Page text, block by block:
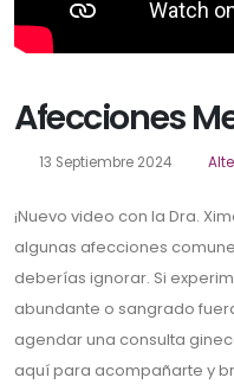
Afecciones
13 Septiembre 2024
¡Nuevo video con la Dra.
algunas afecciones
deberías ignorar. Si
abundante o sangrado
agendar una consulta
aquí para acompañarte y